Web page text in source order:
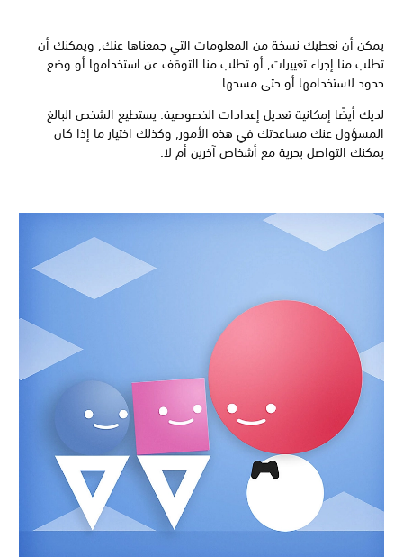
يمكن أن نعطيك نسخة من المعلومات التي جمعناها عنك, ويمكنك أن
تطلب منا إجراء تغييرات, أو تطلب منا التوقف عن استخدامها أو وضع
حدود لاستخدامها أو حتى مسحها.
لديك أيضًا إمكانية تعديل إعدادات الخصوصية. يستطيع الشخص البالغ
المسؤول عنك مساعدتك في هذه الأمور, وكذلك اختيار ما إذا كان
يمكنك التواصل بحرية مع أشخاص آخرين أم لا.